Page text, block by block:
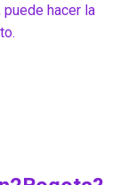
hacer la